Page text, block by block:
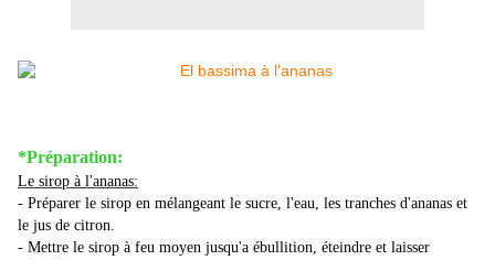
*Préparation:
Le sirop à l'ananas:
- Préparer le sirop en mélangeant le sucre, l'eau, les tranches d'ananas et
le jus de citron.
- Mettre le sirop à feu moyen jusqu'a ébullition, éteindre et laisser